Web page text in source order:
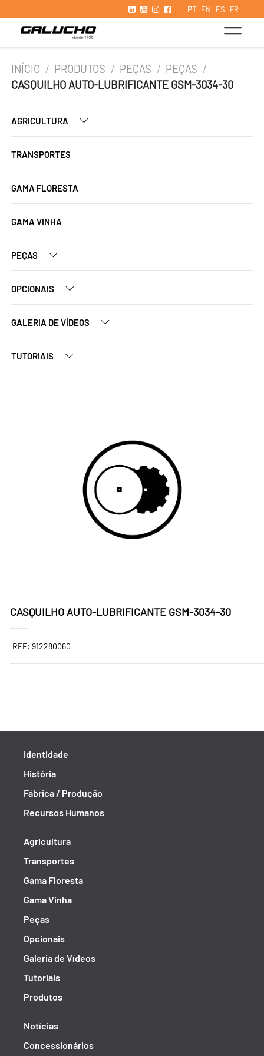
PT EN ES FR
INÍCIO / PRODUTOS / PEÇAS / PEÇAS /
CASQUILHO AUTO-LUBRIFICANTE GSM-3034-30
AGRICULTURA
TRANSPORTES
GAMA FLORESTA
GAMA VINHA
PEÇAS
OPCIONAIS
GALERIA DE VÍDEOS
TUTORIAIS
CASQUILHO AUTO-LUBRIFICANTE GSM-3034-30
REF: 912280060
Identidade
História
Fábrica / Produção
Recursos Humanos
Agricultura
Transportes
Gama Floresta
Gama Vinha
Peças
Opcionais
Galeria de Vídeos
Tutoriais
Produtos
Notícias
Concessionários